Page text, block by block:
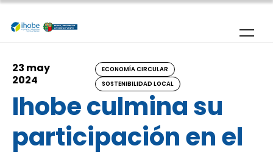
Pasar al contenido principal
23 may
2024
ECONOMÍA CIRCULAR
SOSTENIBILIDAD LOCAL
Ihobe culmina su
participación en el